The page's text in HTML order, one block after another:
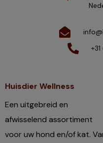
Huisdier Wellness
Een uitgebreid en
afwisselend assortiment
voor uw hond en/of kat.